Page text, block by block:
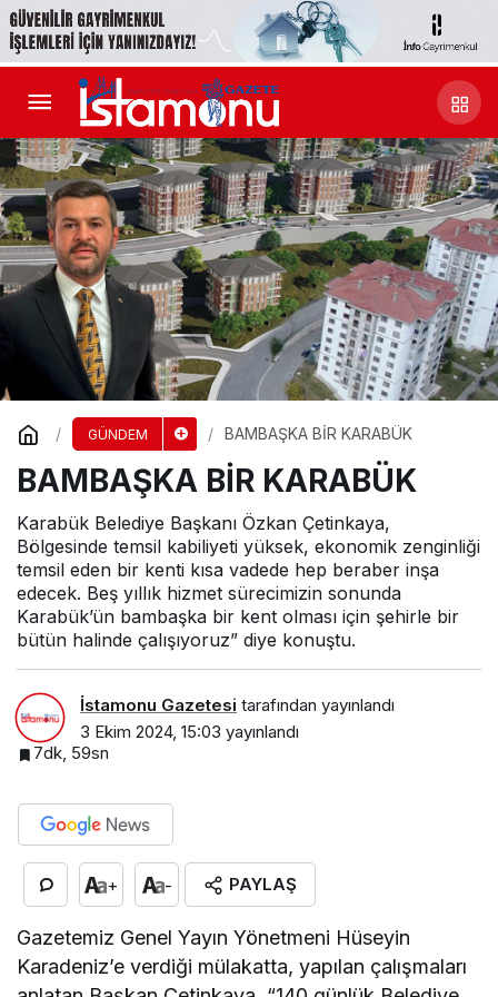
GÜNDEM BAMBAŞKA BİR KARABÜK
BAMBAŞKA BİR KARABÜK
Karabük Belediye Başkanı Özkan Çetinkaya,
Bölgesinde temsil kabiliyeti yüksek, ekonomik zenginliği
temsil eden bir kenti kısa vadede hep beraber inşa
edecek. Beş yıllık hizmet sürecimizin sonunda
Karabük’ün bambaşka bir kent olması için şehirle bir
bütün halinde çalışıyoruz” diye konuştu.
İstamonu Gazetesi tarafından yayınlandı
3 Ekim 2024, 15:03 yayınlandı
7dk, 59sn
+ - PAYLAŞ
Gazetemiz Genel Yayın Yönetmeni Hüseyin
Karadeniz’e verdiği mülakatta, yapılan çalışmaları